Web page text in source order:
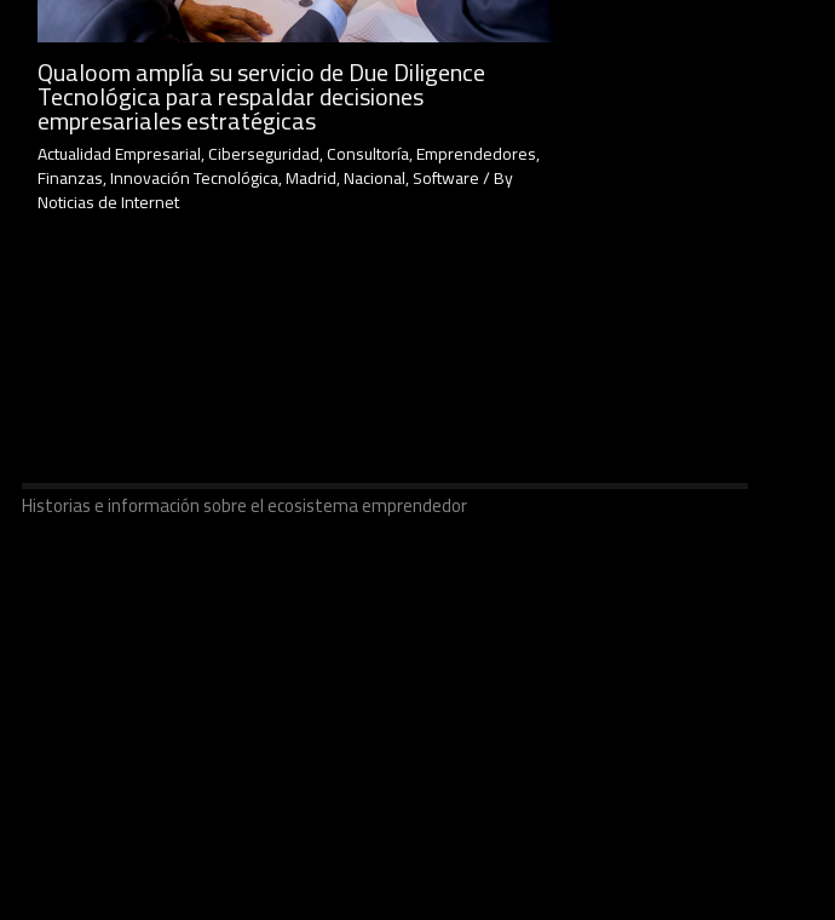
Qualoom amplía su servicio de Due Diligence
Tecnológica para respaldar decisiones
empresariales estratégicas
Actualidad Empresarial,Ciberseguridad,Consultoría,Emprendedores,
Finanzas,Innovación Tecnológica,Madrid,Nacional,Software/ By
Noticias de Internet
Historias e información sobre el ecosistema emprendedor